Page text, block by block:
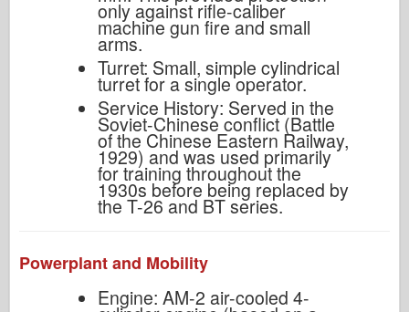
only against rifle-caliber
machine gun fire and small
arms.
Turret: Small, simple cylindrical
turret for a single operator.
Service History: Served in the
Soviet-Chinese conflict (Battle
of the Chinese Eastern Railway,
1929) and was used primarily
for training throughout the
1930s before being replaced by
the T-26 and BT series.
Powerplant and Mobility
Engine: AM-2 air-cooled 4-